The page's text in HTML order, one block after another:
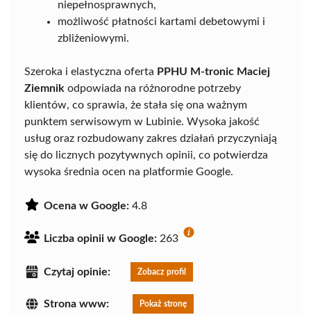
niepełnosprawnych,
możliwość płatności kartami debetowymi i
zbliżeniowymi.
Szeroka i elastyczna oferta PPHU M-tronic Maciej
Ziemnik odpowiada na różnorodne potrzeby
klientów, co sprawia, że stała się ona ważnym
punktem serwisowym w Lubinie. Wysoka jakość
usług oraz rozbudowany zakres działań przyczyniają
się do licznych pozytywnych opinii, co potwierdza
wysoka średnia ocen na platformie Google.
Ocena w Google: 4.8
Liczba opinii w Google: 263
Czytaj opinie: Zobacz profil
Strona www: Pokaż stronę